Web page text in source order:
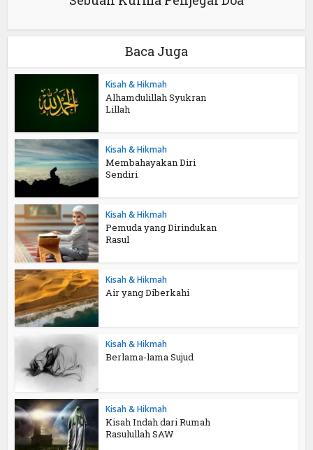
Baca Juga
Kisah & Hikmah
Alhamdulillah Syukran
Lillah
Kisah & Hikmah
Membahayakan Diri
Sendiri
Kisah & Hikmah
Pemuda yang Dirindukan
Rasul
Kisah & Hikmah
Air yang Diberkahi
Kisah & Hikmah
Berlama-lama Sujud
Kisah & Hikmah
Kisah Indah dari Rumah
Rasulullah SAW